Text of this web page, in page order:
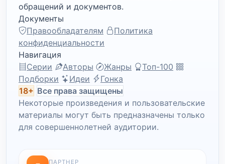
обращений и документов.
Документы
Правообладателям
Политика
конфиденциальности
Навигация
Серии
Авторы Жанры
Топ-100
Подборки
Идеи
Гонка
18+ Все права защищены
Некоторые произведения и пользовательские
материалы могут быть предназначены только
для совершеннолетней аудитории.
ПАРТНЕР